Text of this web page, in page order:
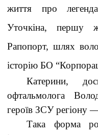
життя про
Уточкіна, першу
Рапопорт, шлях
історію БО
Катерини,
офтальмолога
героїв ЗСУ регіону
Така форма